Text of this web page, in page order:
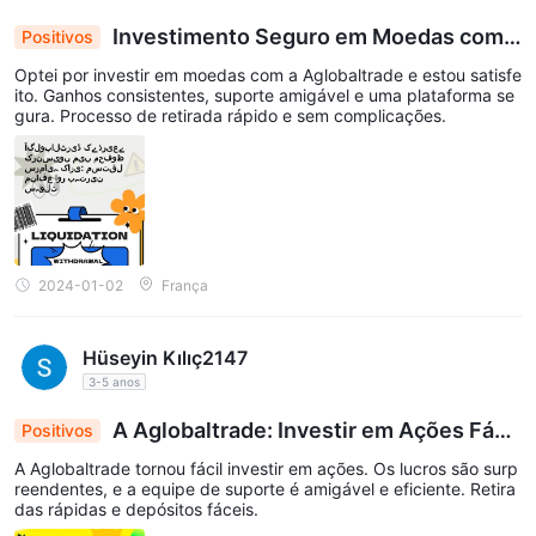
Gratuita, Negociação na Web
pouco mais de capital que ainda desejam ter acesso a
ferramentas de negociação essenciais e materiais educacionais.
Trader:
Depósito mínimo: $20.000
Recursos: Acesso Básico ao Mercado, Sem Taxas Extras,
Negociação com Um Clique, Educação Gratuita, Negociação na
Web, Atualizações de Mercado
A conta Trader é projetada para traders mais experientes com
mercado, além das características básicas.
Premium:
Depósito mínimo: $50.000
Recursos: Acesso Básico ao Mercado, Sem Taxas Extras,
Negociação com Um Clique, Suporte Dedicado, Notificações
Pessoais por Push e SMS, Atualizações Exclusivas do Mercado
Positivos
Investimento Seguro em Moedas com
Aglobaltrade: Ganhos Consistentes e Suporte Ex
celente
Optei por investir em moedas com a Aglobaltrade e estou satisfe
ito. Ganhos consistentes, suporte amigável e uma plataforma se
gura. Processo de retirada rápido e sem complicações.
2024-01-02 França
Hüseyin Kılıç2147
3-5 anos
Positivos
A Aglobaltrade: Investir em Ações Fáci
l, Lucros Express e Suporte Excelente
A Aglobaltrade tornou fácil investir em ações. Os lucros são surp
reendentes, e a equipe de suporte é amigável e eficiente. Retira
das rápidas e depósitos fáceis.